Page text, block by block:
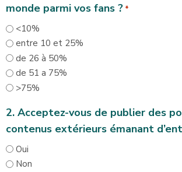
monde parmi vos fans ? *
<10%
entre 10 et 25%
de 26 à 50%
de 51 a 75%
>75%
2. Acceptez-vous de publier des
contenus extérieurs émanant
Oui
Non